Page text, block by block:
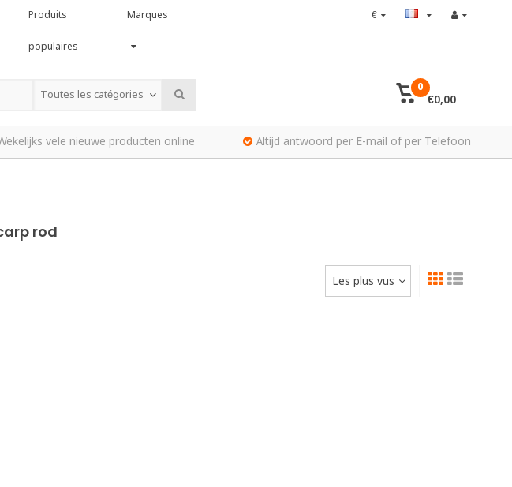
Produits
populaires
Marques €
Toutes les catégories
0
€0,00
vele nieuwe producten online Altijd antwoord per E-mail of per Telefoon
rod
Les plus vus